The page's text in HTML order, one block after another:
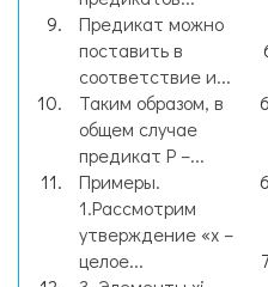
Предикат можно
поставить в
соответствие и...
Таким образом, в
общем случае
предикат Р –...
Примеры.
1.Рассмотрим
утверждение «x –
целое...